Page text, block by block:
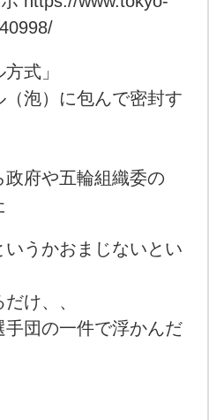
式」
泡）に包んで密封す
政府や五輪組織委の
いうかおまじないとい
け、、
手団の一件で浮かんだ